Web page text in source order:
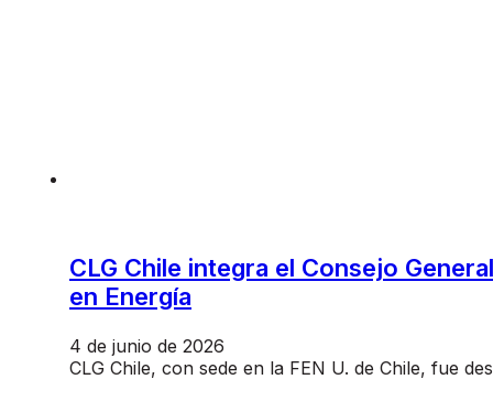
CLG Chile integra el Consejo
en Energía
4 de junio de 2026
CLG Chile, con sede en la FEN U. de Chile, fue